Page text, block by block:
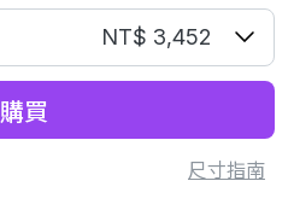
NT$ 3,452
購買
尺寸指南